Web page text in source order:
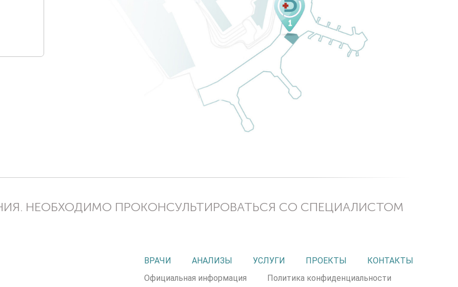
НЕОБХОДИМО ПРОКОНСУЛЬТИРОВАТЬСЯ СО СПЕЦИАЛИСТОМ
ВРАЧИ АНАЛИЗЫ УСЛУГИ ПРОЕКТЫ
КОНТАКТЫ
Официальная информация
Политика конфиденциальности